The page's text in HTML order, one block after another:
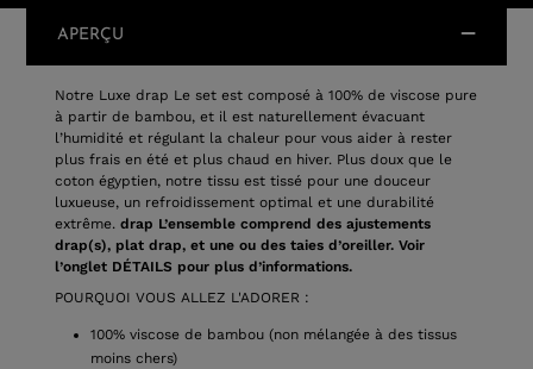
APERÇU
Notre Luxe drap Le set est composé à 100% de viscose pure
à partir de bambou, et il est naturellement évacuant
l’humidité et régulant la chaleur pour vous aider à rester
plus frais en été et plus chaud en hiver. Plus doux que le
coton égyptien, notre tissu est tissé pour une douceur
luxueuse, un refroidissement optimal et une durabilité
extrême. drap L’ensemble comprend des ajustements
drap(s), plat drap, et une ou des taies d’oreiller. Voir
l’onglet DÉTAILS pour plus d’informations.
POURQUOI VOUS ALLEZ L'ADORER :
100% viscose de bambou (non mélangée à des tissus
moins chers)